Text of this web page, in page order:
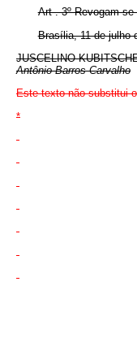
Art . 3º Revogam-
Brasília, 11 de julho
JUSCELINO
Antônio Barros Carvalho
Este texto não substitui
*